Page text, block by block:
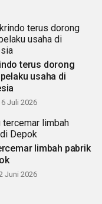
terus dorong
usaha di
Juli 2026
limbah pabrik
Juni 2026